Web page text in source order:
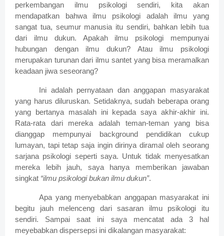
perkembangan ilmu psikologi sendiri, kita akan
mendapatkan bahwa ilmu psikologi adalah ilmu yang
sangat tua, seumur manusia itu sendiri, bahkan lebih tua
dari ilmu dukun. Apakah ilmu psikologi mempunyai
hubungan dengan ilmu dukun? Atau ilmu psikologi
merupakan turunan dari ilmu santet yang bisa meramalkan
keadaan jiwa seseorang?
Ini adalah pernyataan dan anggapan masyarakat
yang harus diluruskan. Setidaknya, sudah beberapa orang
yang bertanya masalah ini kepada saya akhir-akhir ini.
Rata-rata dari mereka adalah teman-teman yang bisa
dianggap mempunyai background pendidikan cukup
lumayan, tapi tetap saja ingin dirinya diramal oleh seorang
sarjana psikologi seperti saya. Untuk tidak menyesatkan
mereka lebih jauh, saya hanya memberikan jawaban
singkat “ilmu psikologi bukan ilmu dukun”.
Apa yang menyebabkan anggapan masyarakat ini
begitu jauh melenceng dari sasaran ilmu psikologi itu
sendiri. Sampai saat ini saya mencatat ada 3 hal
meyebabkan dispersepsi ini dikalangan masyarakat: